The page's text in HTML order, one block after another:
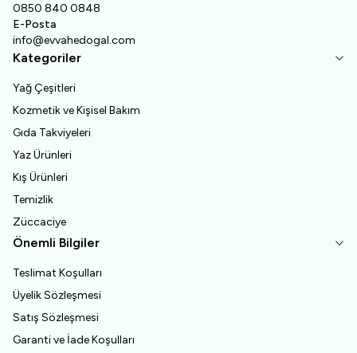
0850 840 0848
E-Posta
info@evvahedogal.com
Kategoriler
Yağ Çeşitleri
Kozmetik ve Kişisel Bakım
Gıda Takviyeleri
Yaz Ürünleri
Kış Ürünleri
Temizlik
Züccaciye
Önemli Bilgiler
Teslimat Koşulları
Üyelik Sözleşmesi
Satış Sözleşmesi
Garanti ve İade Koşulları